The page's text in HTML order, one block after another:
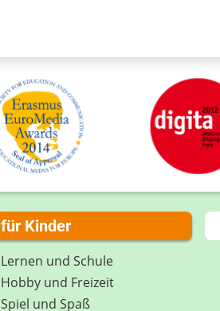
für Kinder
Lernen und Schule
Hobby und Freizeit
Spiel und Spaß